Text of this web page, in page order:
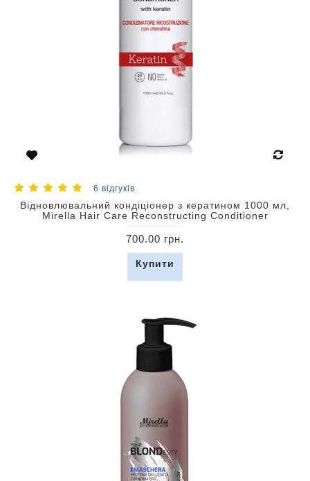
6 відгуків
Відновлювальний кондіціонер з кератином 1000 мл,
Mirella Hair Care Reconstructing Conditioner
700.00 грн.
Купити